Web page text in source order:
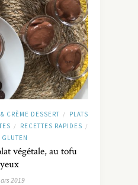
CRÈME DESSERT /
PLATS
/ RECETTES RAPIDES /
GLUTEN
végétale, au tofu
2019